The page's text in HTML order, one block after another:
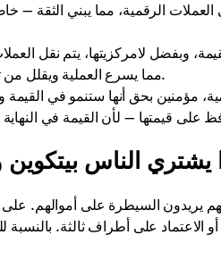
الرقمية، مما يبني الثقة —
وبفضل لامركزيتها، يتم نقل
مما يسرع العملية ويقلل من تكاليفها حتى عندما تنتقل عبر المحيطات.
مؤمنين بحق أنها ستنمو في
يشتري الناس
يريدون السيطرة على أموالهم.
الاعتماد على أطراف ثالثة.